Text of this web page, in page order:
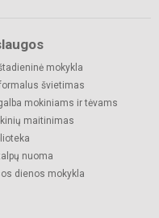
mokykla
švietimas
mokiniams ir tėvams
maitinimas
nuoma
dienos mokykla